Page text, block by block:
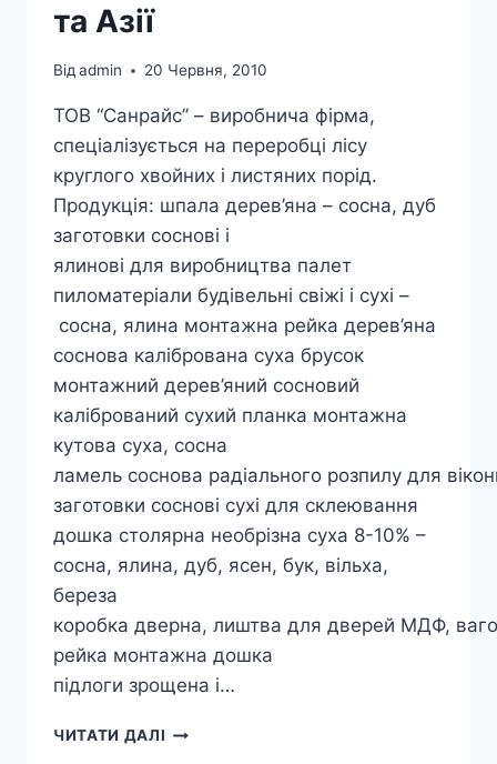
та Азії
Відadmin 20 Червня, 2010
ТОВ “Санрайс” – виробнича фірма,
спеціалізується на переробці лісу
круглого хвойних і листяних порід.
Продукція: шпала дерев’яна – сосна, дуб
заготовки соснові і
ялинові для виробництва палет
пиломатеріали будівельні свіжі і сухі –
сосна, ялина монтажна рейка дерев’яна
соснова калібрована суха брусок
монтажний дерев’яний сосновий
калібрований сухий планка монтажна
кутова суха, сосна
ламель соснова радіального розпилу для
заготовки соснові сухі для склеювання
дошка столярна необрізна суха 8-10% –
сосна, ялина, дуб, ясен, бук, вільха,
береза
коробка дверна, лиштва для дверей МДФ,
рейка монтажна дошка
підлоги зрощена і…
ЧИТАТИ ДАЛІ ЕКСПОРТ